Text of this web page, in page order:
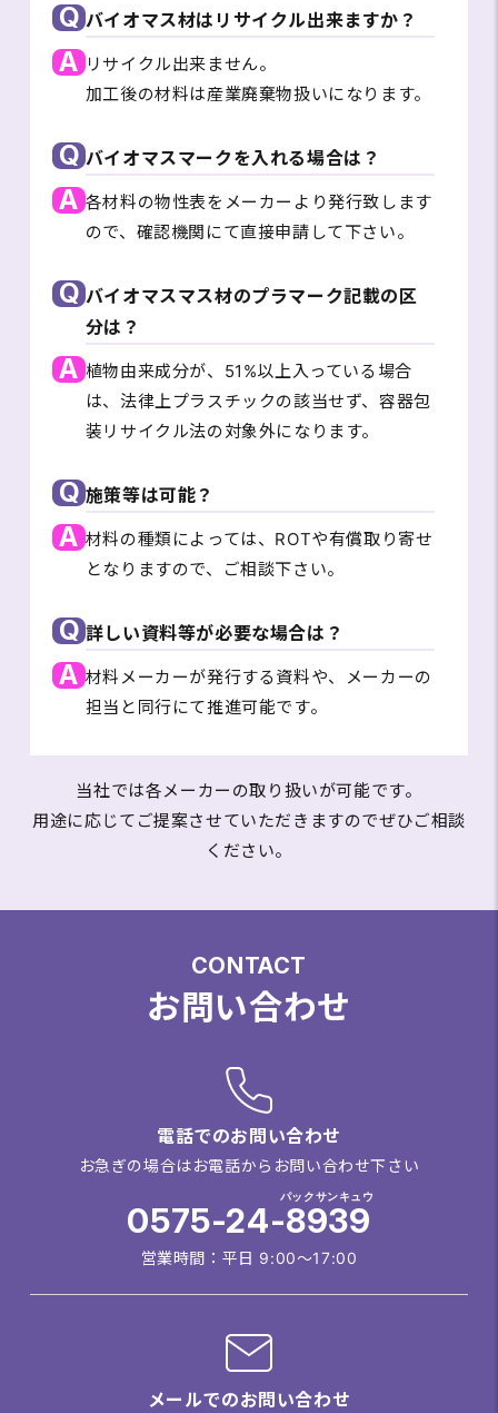
Q バイオマス材はリサイクル出来ますか？
A リサイクル出来ません。
加工後の材料は産業廃棄物扱いになります。
Q バイオマスマークを入れる場合は？
A 各材料の物性表をメーカーより発行致します
ので、確認機関にて直接申請して下さい。
Q バイオマスマス材のプラマーク記載の区
分は？
A 植物由来成分が、51%以上入っている場合
は、法律上プラスチックの該当せず、容器包
装リサイクル法の対象外になります。
Q 施策等は可能？
A 材料の種類によっては、ROTや有償取り寄せ
となりますので、ご相談下さい。
Q 詳しい資料等が必要な場合は？
A 材料メーカーが発行する資料や、メーカーの
担当と同行にて推進可能です。
当社では各メーカーの取り扱いが可能です。
用途に応じてご提案させていただきますのでぜひご相談
ください。
お問い合わせ
CONTACT
電話でのお問い合わせ
お急ぎの場合はお電話からお問い合わせ下さい
0575-24-8939
パックサンキュウ
営業時間：平日 9:00～17:00
メールでのお問い合わせ